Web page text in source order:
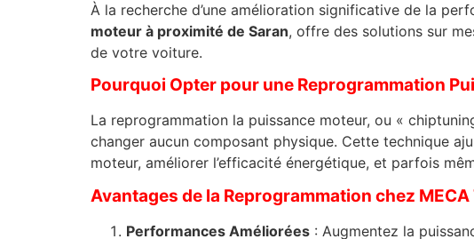
À la recherche d’une amélioration significative de la
moteur à proximité de Saran, offre des solutions sur
de votre voiture.
Pourquoi Opter pour une Reprogrammation
La reprogrammation la puissance moteur, ou «
changer aucun composant physique. Cette technique
moteur, améliorer l’efficacité énergétique, et parfois
Avantages de la Reprogrammation chez MECA
Performances Améliorées : Augmentez la